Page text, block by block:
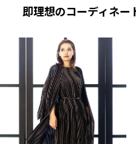
即理想のコーディネー